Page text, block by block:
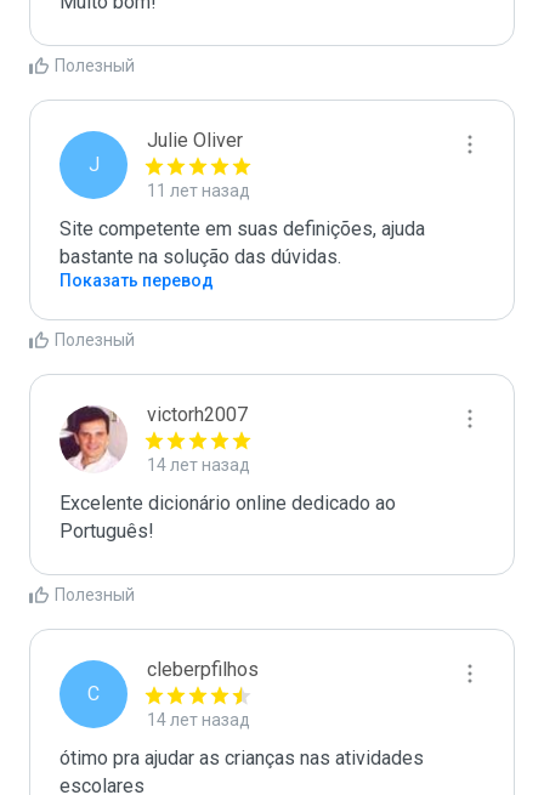
Полезный
J
Julie Oliver
11 лет назад
Site competente em suas definições, ajuda
bastante na solução das dúvidas.
Показать перевод
Полезный
victorh2007
14 лет назад
Excelente dicionário online dedicado ao
Português!
Полезный
C
cleberpfilhos
14 лет назад
ótimo pra ajudar as crianças nas atividades
escolares